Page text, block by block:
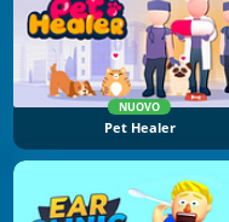
NUOVO
Pet Healer